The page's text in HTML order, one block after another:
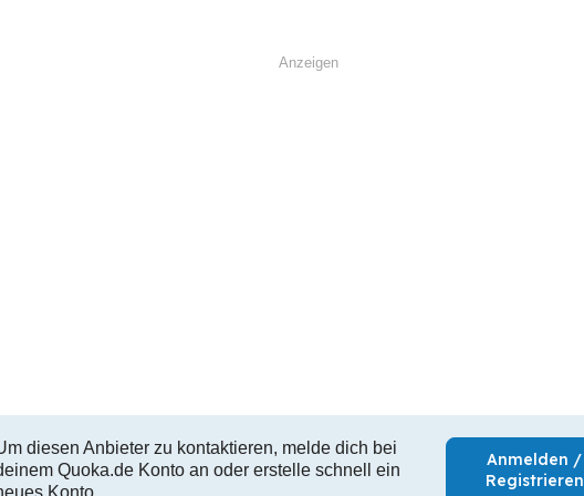
Anzeigen
diesen Anbieter zu kontaktieren, melde dich bei
Quoka.de Konto an oder erstelle schnell ein
Konto.
Anmelden /
Registrieren